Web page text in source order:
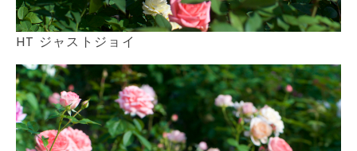
HT ジャストジョイ